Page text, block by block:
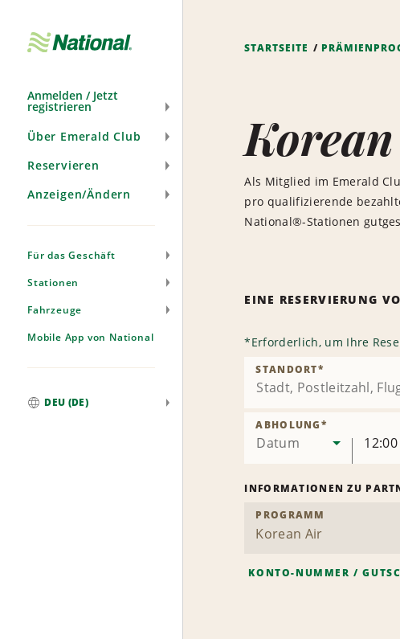
Anmelden / Jetzt
registrieren
Über Emerald Club
Reservieren
Anzeigen/Ändern
Für das Geschäft
Stationen
Fahrzeuge
Mobile App von National
DEU (DE)
STARTSEITE
Als Mitglied im Emerald
pro qualifizierende
National®-Stationen
EINE RESERVIERUNG
*Erforderlich, um Ihre
STANDORT*
Datum
ABHOLUNG*
12:00
INFORMATIONEN ZU
PROGRAMM
KONTO-NUMMER /